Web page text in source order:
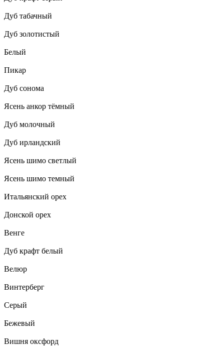
Дуб табачный
Дуб золотистый
Белый
Пикар
Дуб сонома
Ясень анкор тёмный
Дуб молочный
Дуб ирландский
Ясень шимо светлый
Ясень шимо темный
Итальянский орех
Донской орех
Венге
Дуб крафт белый
Велюр
Винтерберг
Серый
Бежевый
Вишня оксфорд